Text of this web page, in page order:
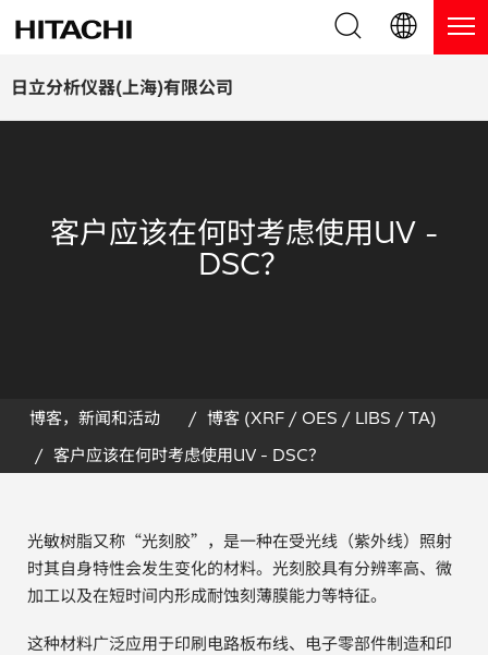
日立分析仪器(上海)有限公司
产品系列
台式 XRF 光谱仪
热分析仪
应用
环境监测
博客
网络讲堂
在线演示
保修注册
常见问题
订购耗材和配件
日本語 (JP)
客户应该在何时考虑使用UV -
DSC？
博客，新闻和活动
博客 (XRF / OES / LIBS / TA)
客户应该在何时考虑使用UV - DSC？
光敏树脂又称“光刻胶”，是一种在受光线（紫外线）照射
时其自身特性会发生变化的材料。光刻胶具有分辨率高、微
加工以及在短时间内形成耐蚀刻薄膜能力等特征。
这种材料广泛应用于印刷电路板布线、电子零部件制造和印